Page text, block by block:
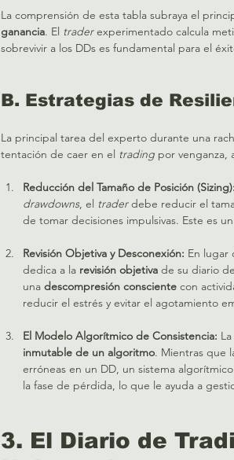
La comprensión de esta tabla subraya el
ganancia. El trader experimentado calcula
sobrevivir a los DDs es fundamental para el
B. Estrategias de
La principal tarea del experto durante una
tentación de caer en el trading por venganza,
Reducción del Tamaño de Posición (Sizing):
drawdowns, el trader debe reducir el
de tomar decisiones impulsivas. Este es
Revisión Objetiva y Desconexión: En lugar
dedica a la revisión objetiva de su diario de
una descompresión consciente con
reducir el estrés y evitar el agotamiento
El Modelo Algorítmico de Consistencia:
inmutable de un algoritmo. Mientras que
erróneas en un DD, un sistema
la fase de pérdida, lo que le ayuda a
3. El Diario de